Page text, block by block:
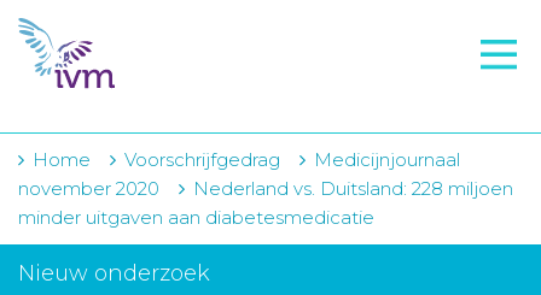
VMI
FTO voorbereiding
IVM-academie
Zorginstellingen
Home Voorschrijfgedrag
Medicijnjournaal
november 2020
Nederland vs. Duitsland: 228 miljoen
minder uitgaven aan diabetesmedicatie
Nieuw onderzoek